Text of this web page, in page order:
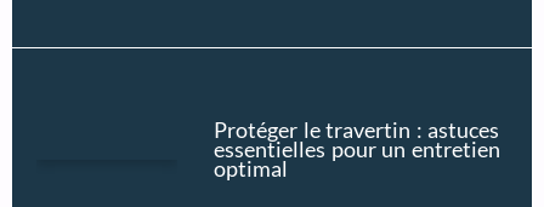
Protéger le travertin : astuces
essentielles pour un entretien
optimal